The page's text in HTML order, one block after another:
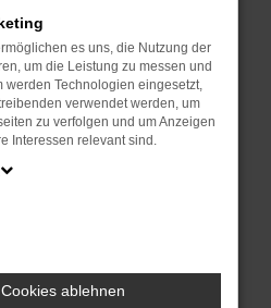
wie Werbeblocker, können
Seiten verhindern.
in einem anderen Browser
Fenster?
helfen, vorübergehende
nicht nur ein
es uns, die Nutzung der
um die Leistung zu messen und
werden Technologien eingesetzt,
verwendet werden, um
zu verfolgen und um Anzeigen
Interessen relevant sind.
ablehnen